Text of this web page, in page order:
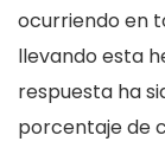
ocurriendo en
llevando esta
respuesta ha
porcentaje de